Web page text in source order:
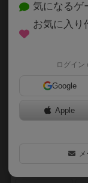
「早く答えなくて
カードに書かれた
どん回答をかぶせ
大きい言葉、などの
渡邊 正宗（
気になるゲ
お気に入り
ログイン
Google
Apple